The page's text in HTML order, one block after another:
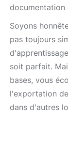
documentation
Soyons
pas toujours
soit parfait.
bases, vous
l'exportation
dans d'autres